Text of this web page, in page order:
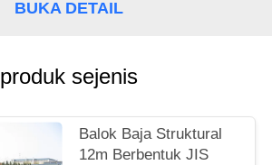
BUKA DETAIL
produk sejenis
Balok Baja Struktural
12m Berbentuk JIS